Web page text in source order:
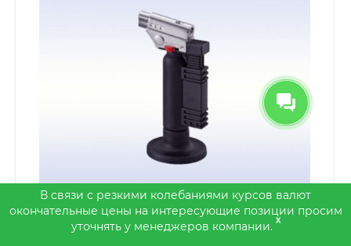
В связи с резкими колебаниями курсов валют
окончательные цены на интересующие позиции просим
уточнять у менеджеров компании.
x